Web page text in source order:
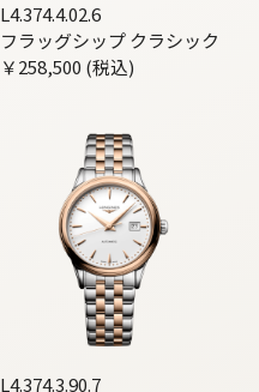
L4.374.4.02.6
フラッグシップ クラシック
￥258,500 (税込)
L4.374.3.90.7